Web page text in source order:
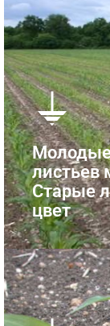
Молодые
Старые
цвет